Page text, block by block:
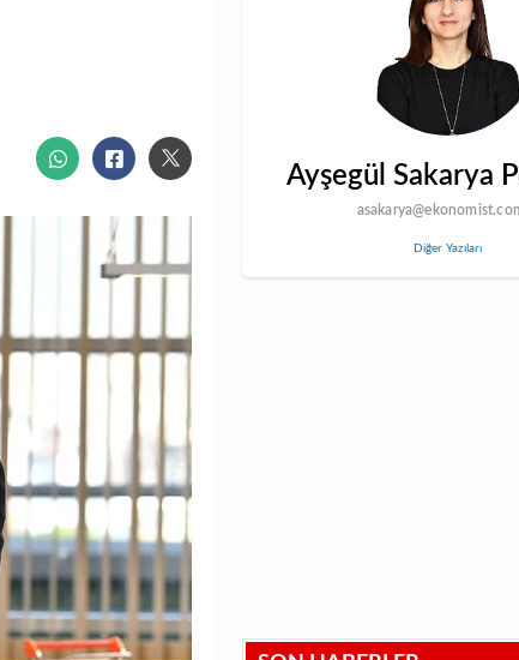
Ayşegül Sakarya
Diğer Yazıları